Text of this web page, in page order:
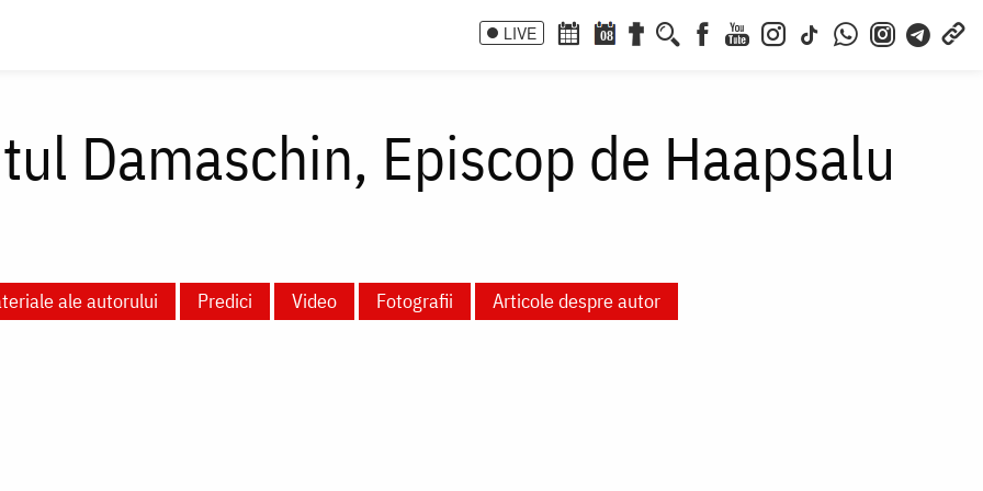
LIVE 08
Damaschin, Episcop de Haapsalu
ale autorului Predici Video Fotografii Articole despre autor